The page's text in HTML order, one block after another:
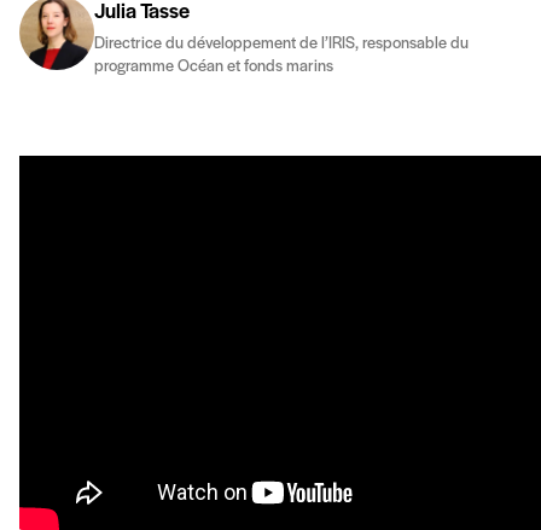
Julia Tasse
Directrice du développement de l’IRIS, responsable du
programme Océan et fonds marins